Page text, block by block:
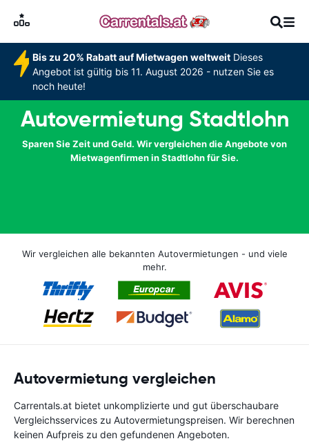
Bis zu 20% Rabatt auf Mietwagen weltweitDieses
Angebot ist gültig bis 11. August 2026 - nutzen Sie es
noch heute!
Autovermietung Stadtlohn
Sparen Sie Zeit und Geld. Wir vergleichen die Angebote von
Mietwagenfirmen in Stadtlohn für Sie.
Wir vergleichen alle bekannten Autovermietungen - und viele
mehr.
Autovermietung vergleichen
Carrentals.at bietet unkomplizierte und gut überschaubare
Vergleichsservices zu Autovermietungspreisen. Wir berechnen
keinen Aufpreis zu den gefundenen Angeboten.